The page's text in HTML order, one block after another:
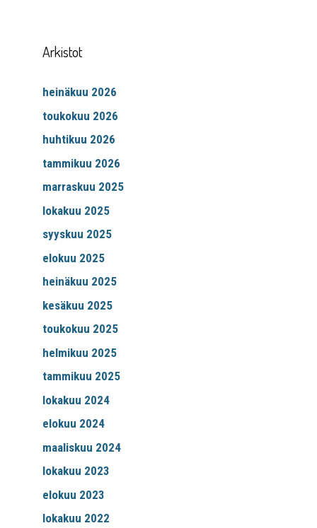
Arkistot
heinäkuu 2026
toukokuu 2026
huhtikuu 2026
tammikuu 2026
marraskuu 2025
lokakuu 2025
syyskuu 2025
elokuu 2025
heinäkuu 2025
kesäkuu 2025
toukokuu 2025
helmikuu 2025
tammikuu 2025
lokakuu 2024
elokuu 2024
maaliskuu 2024
lokakuu 2023
elokuu 2023
lokakuu 2022